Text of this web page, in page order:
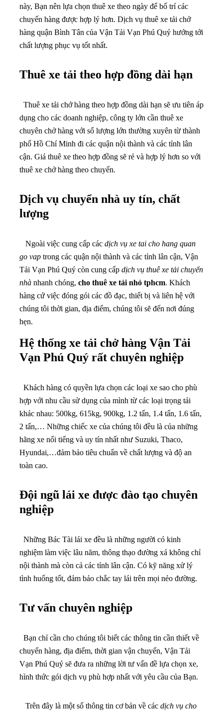
này, Bạn nên lựa chọn thuê xe theo ngày để bố trí các
chuyến hàng được hợp lý hơn. Dịch vụ thuê xe tải chở
hàng quận Bình Tân của Vận Tải Vạn Phú Quý hướng tới
chất lượng phục vụ tốt nhất.
Thuê xe tải theo hợp đồng dài hạn
Thuê xe tải chở hàng theo hợp đồng dài hạn sẽ ưu tiên áp
dụng cho các doanh nghiệp, công ty lớn cần thuê xe
chuyên chở hàng với số lượng lớn thường xuyên từ thành
phố Hồ Chí Minh đi các quận nội thành và các tỉnh lân
cận. Giá thuê xe theo hợp đồng sẽ rẻ và hợp lý hơn so với
thuê xe chở hàng theo chuyến.
Dịch vụ chuyển nhà uy tín, chất
lượng
Ngoài việc cung cấp các dịch vụ xe tai cho hang quan
go vap trong các quận nội thành và các tỉnh lân cận, Vận
Tải Vạn Phú Quý còn cung cấp dịch vụ thuê xe tải chuyển
nhà nhanh chóng, cho thuê xe tải nhỏ tphcm. Khách
hàng cứ việc đóng gói các đồ đạc, thiết bị và liên hệ với
chúng tôi thời gian, địa điểm, chúng tôi sẽ đến nơi đúng
hẹn.
Hệ thống xe tải chở hàng Vận Tải
Vạn Phú Quý rất chuyên nghiệp
Khách hàng có quyền lựa chọn các loại xe sao cho phù
hợp với nhu cầu sử dụng của mình từ các loại trọng tải
khác nhau: 500kg, 615kg, 900kg, 1.2 tấn, 1.4 tấn, 1.6 tấn,
2 tấn,… Những chiếc xe của chúng tôi đều là của những
hãng xe nổi tiếng và uy tín nhất như Suzuki, Thaco,
Hyundai,…đảm bảo tiêu chuẩn về chất lượng và độ an
toàn cao.
Đội ngũ lái xe được đào tạo chuyên
nghiệp
Những Bác Tài lái xe đều là những người có kinh
nghiệm làm việc lâu năm, thông thạo đường xá không chỉ
nội thành mà còn cả các tỉnh lân cận. Có kỹ năng xử lý
tình huống tốt, đảm bảo chắc tay lái trên mọi nẻo đường.
Tư vấn chuyên nghiệp
Bạn chỉ cần cho chúng tôi biết các thông tin cần thiết về
chuyến hàng, địa điểm, thời gian vận chuyển, Vận Tải
Vạn Phú Quý sẽ đưa ra những lời tư vấn đề lựa chọn xe,
hình thức gói dịch vụ phù hợp nhất với yêu cầu của Bạn.
Trên đây là một số thông tin cơ bản về các dịch vụ cho